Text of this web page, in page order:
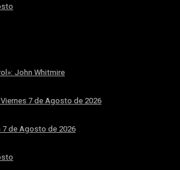
John Whitmire
7 de Agosto de 2026
de Agosto de 2026